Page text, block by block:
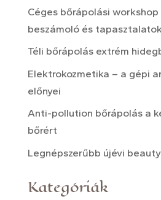
Céges bőrápolási
beszámoló és tapasztalatok
Téli bőrápolás extrém
Elektrokozmetika – a gépi
előnyei
Anti-pollution bőrápolás a
bőrért
Legnépszerűbb újévi
Kategóriák